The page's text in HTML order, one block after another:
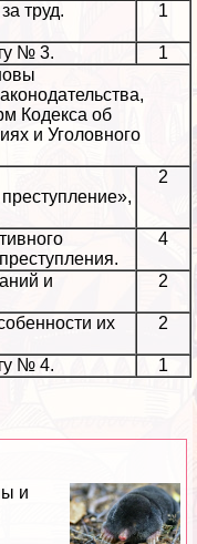
труд.
1
№ 3.
1
Кодекса об
и Уголовного
2
4
и
2
их
2
№ 4. 1
и